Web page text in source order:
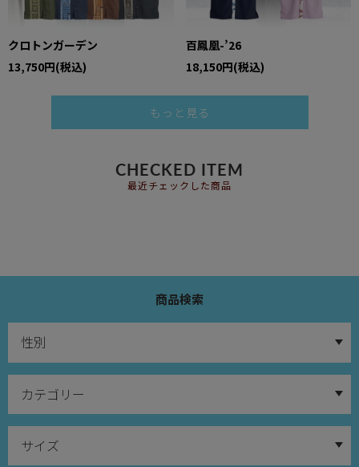
クロトンガーデン
13,750円(税込)
百鳳凰-’26
18,150円(税込)
もっと見る
CHECKED ITEM
最近チェックした商品
商品検索